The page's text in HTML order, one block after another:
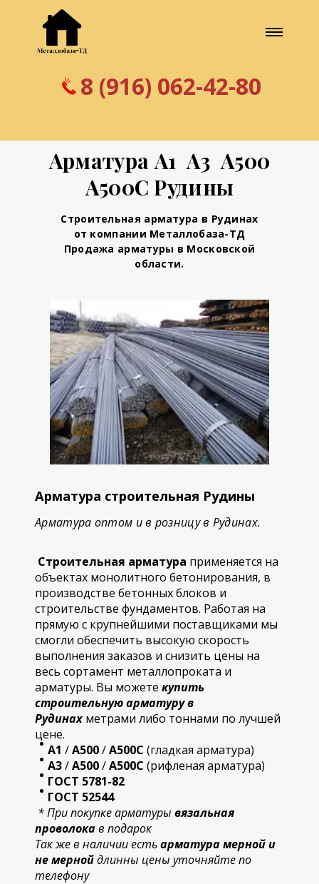
8 (916) 062-42-80
Арматура А1 А3 А500
А500С Рудины
Строительная арматура в Рудинах
от компании Металлобаза-ТД
Продажа арматуры в Московской
области.
Арматура строительная Рудины
Арматура оптом и в розницу в Рудинах.
Строительная арматура применяется на
объектах монолитного бетонирования, в
производстве бетонных блоков и
строительстве фундаментов. Работая на
прямую с крупнейшими поставщиками мы
смогли обеспечить высокую скорость
выполнения заказов и снизить цены на
весь сортамент металлопроката и
арматуры. Вы можете купить
строительнуюарматуру в
Рудинах метрами либо тоннами по лучшей
цене.
А1 /А500/А500С (гладкая арматура)
А3/А500/А500С (рифленая арматура)
ГОСТ 5781-82
ГОСТ 52544
* При покупке арматуры вязальная
проволокав подарок
Так же в наличии естьарматура мерной и
не мернойдлинны цены уточняйте по
телефону